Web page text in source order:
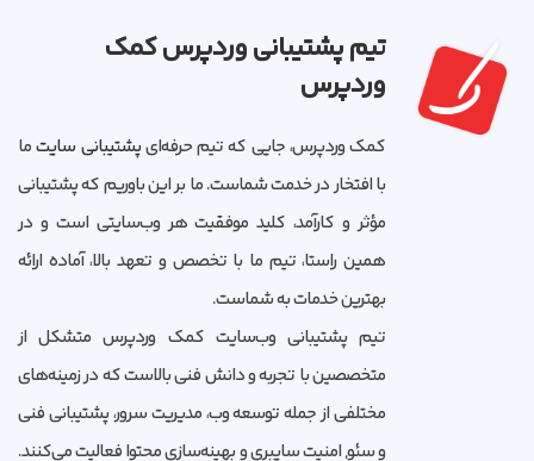
تیم پشتیبانی وردپرس کمک
وردپرس
کمک وردپرس، جایی که تیم حرفه‌ایپشتیبانی سایتما
با افتخار در خدمت شماست. ما بر این باوریم که پشتیبانی
مؤثر و کارآمد، کلید موفقیت هر وب‌سایتی است و در
همین راستا، تیم ما با تخصص و تعهد بالا، آماده ارائه
بهترین خدمات به شماست.
تیم پشتیبانی وب‌سایت کمک وردپرس متشکل از
متخصصین با تجربه و دانش فنی بالاست که در زمینه‌های
مختلفی از جمله توسعه وب، مدیریت سرور، پشتیبانی فنی
و سئو, امنیت سایبری و بهینه‌سازی محتوا فعالیت می‌کنند.